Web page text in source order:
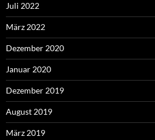
Juli 2022
März 2022
Dezember 2020
Januar 2020
Dezember 2019
August 2019
März 2019